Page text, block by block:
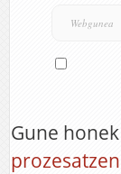
Gune